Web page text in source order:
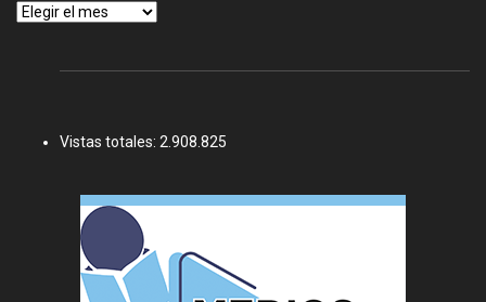
Archivos
Vistas totales: 2.908.825